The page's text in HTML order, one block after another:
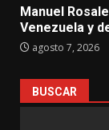
Manuel
Venezuela y
agosto 7, 2026
BUSCAR